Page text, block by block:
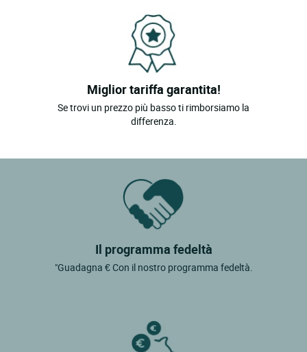
Miglior tariffa garantita!
Se trovi un prezzo più basso ti rimborsiamo la
differenza.
Il programma fedeltà
"Guadagna € Con il nostro programma fedeltà.